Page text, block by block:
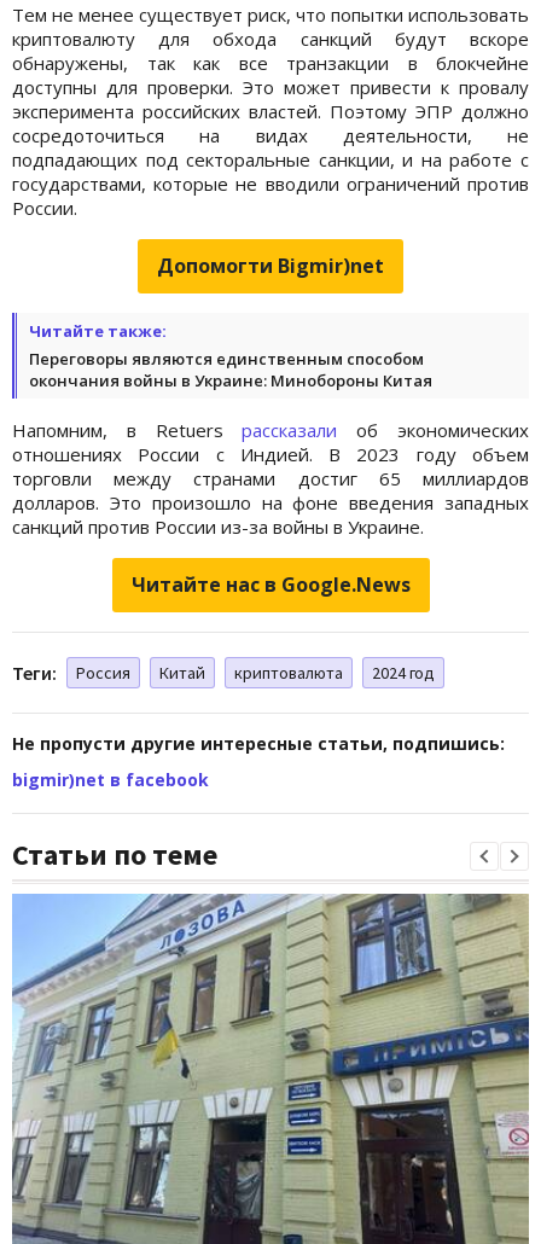
Тем не менее существует риск, что попытки использовать
криптовалюту для обхода санкций будут вскоре
обнаружены, так как все транзакции в блокчейне
доступны для проверки. Это может привести к провалу
эксперимента российских властей. Поэтому ЭПР должно
сосредоточиться на видах деятельности, не
подпадающих под секторальные санкции, и на работе с
государствами, которые не вводили ограничений против
России.
Допомогти Bigmir)net
Читайте также:
Переговоры являются единственным способом
окончания войны в Украине: Минобороны Китая
Напомним, в Retuersрассказали об экономических
отношениях России с Индией. В 2023 году объем
торговли между странами достиг 65 миллиардов
долларов. Это произошло на фоне введения западных
санкций против России из-за войны в Украине.
Читайте нас в Google.News
Теги: Россия Китай криптовалюта 2024 год
Не пропусти другие интересные статьи, подпишись:
bigmir)net в facebook
Статьи по теме